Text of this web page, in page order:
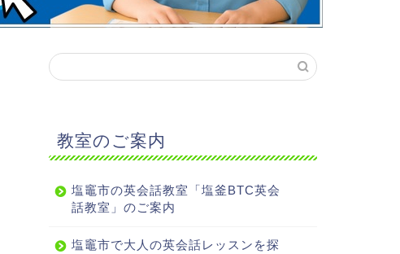
教室のご案内
塩竈市の英会話教室「塩釜BTC英会
話教室」のご案内
塩竈市で大人の英会話レッスンを探